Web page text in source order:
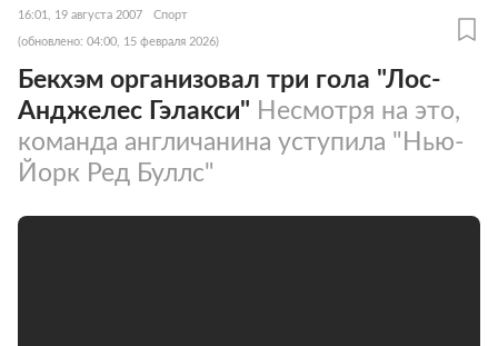
16:01, 19 августа 2007 Спорт
(обновлено: 04:00, 15 февраля 2026)
Бекхэм организовал три гола "Лос-
Анджелес Гэлакси" Несмотря на это,
команда англичанина уступила "Нью-
Йорк Ред Буллс"